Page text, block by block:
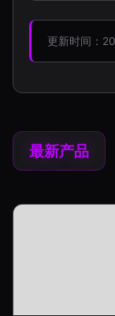
更新时间：
最新产品